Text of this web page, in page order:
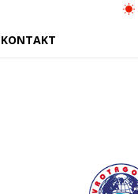
KONTAKT